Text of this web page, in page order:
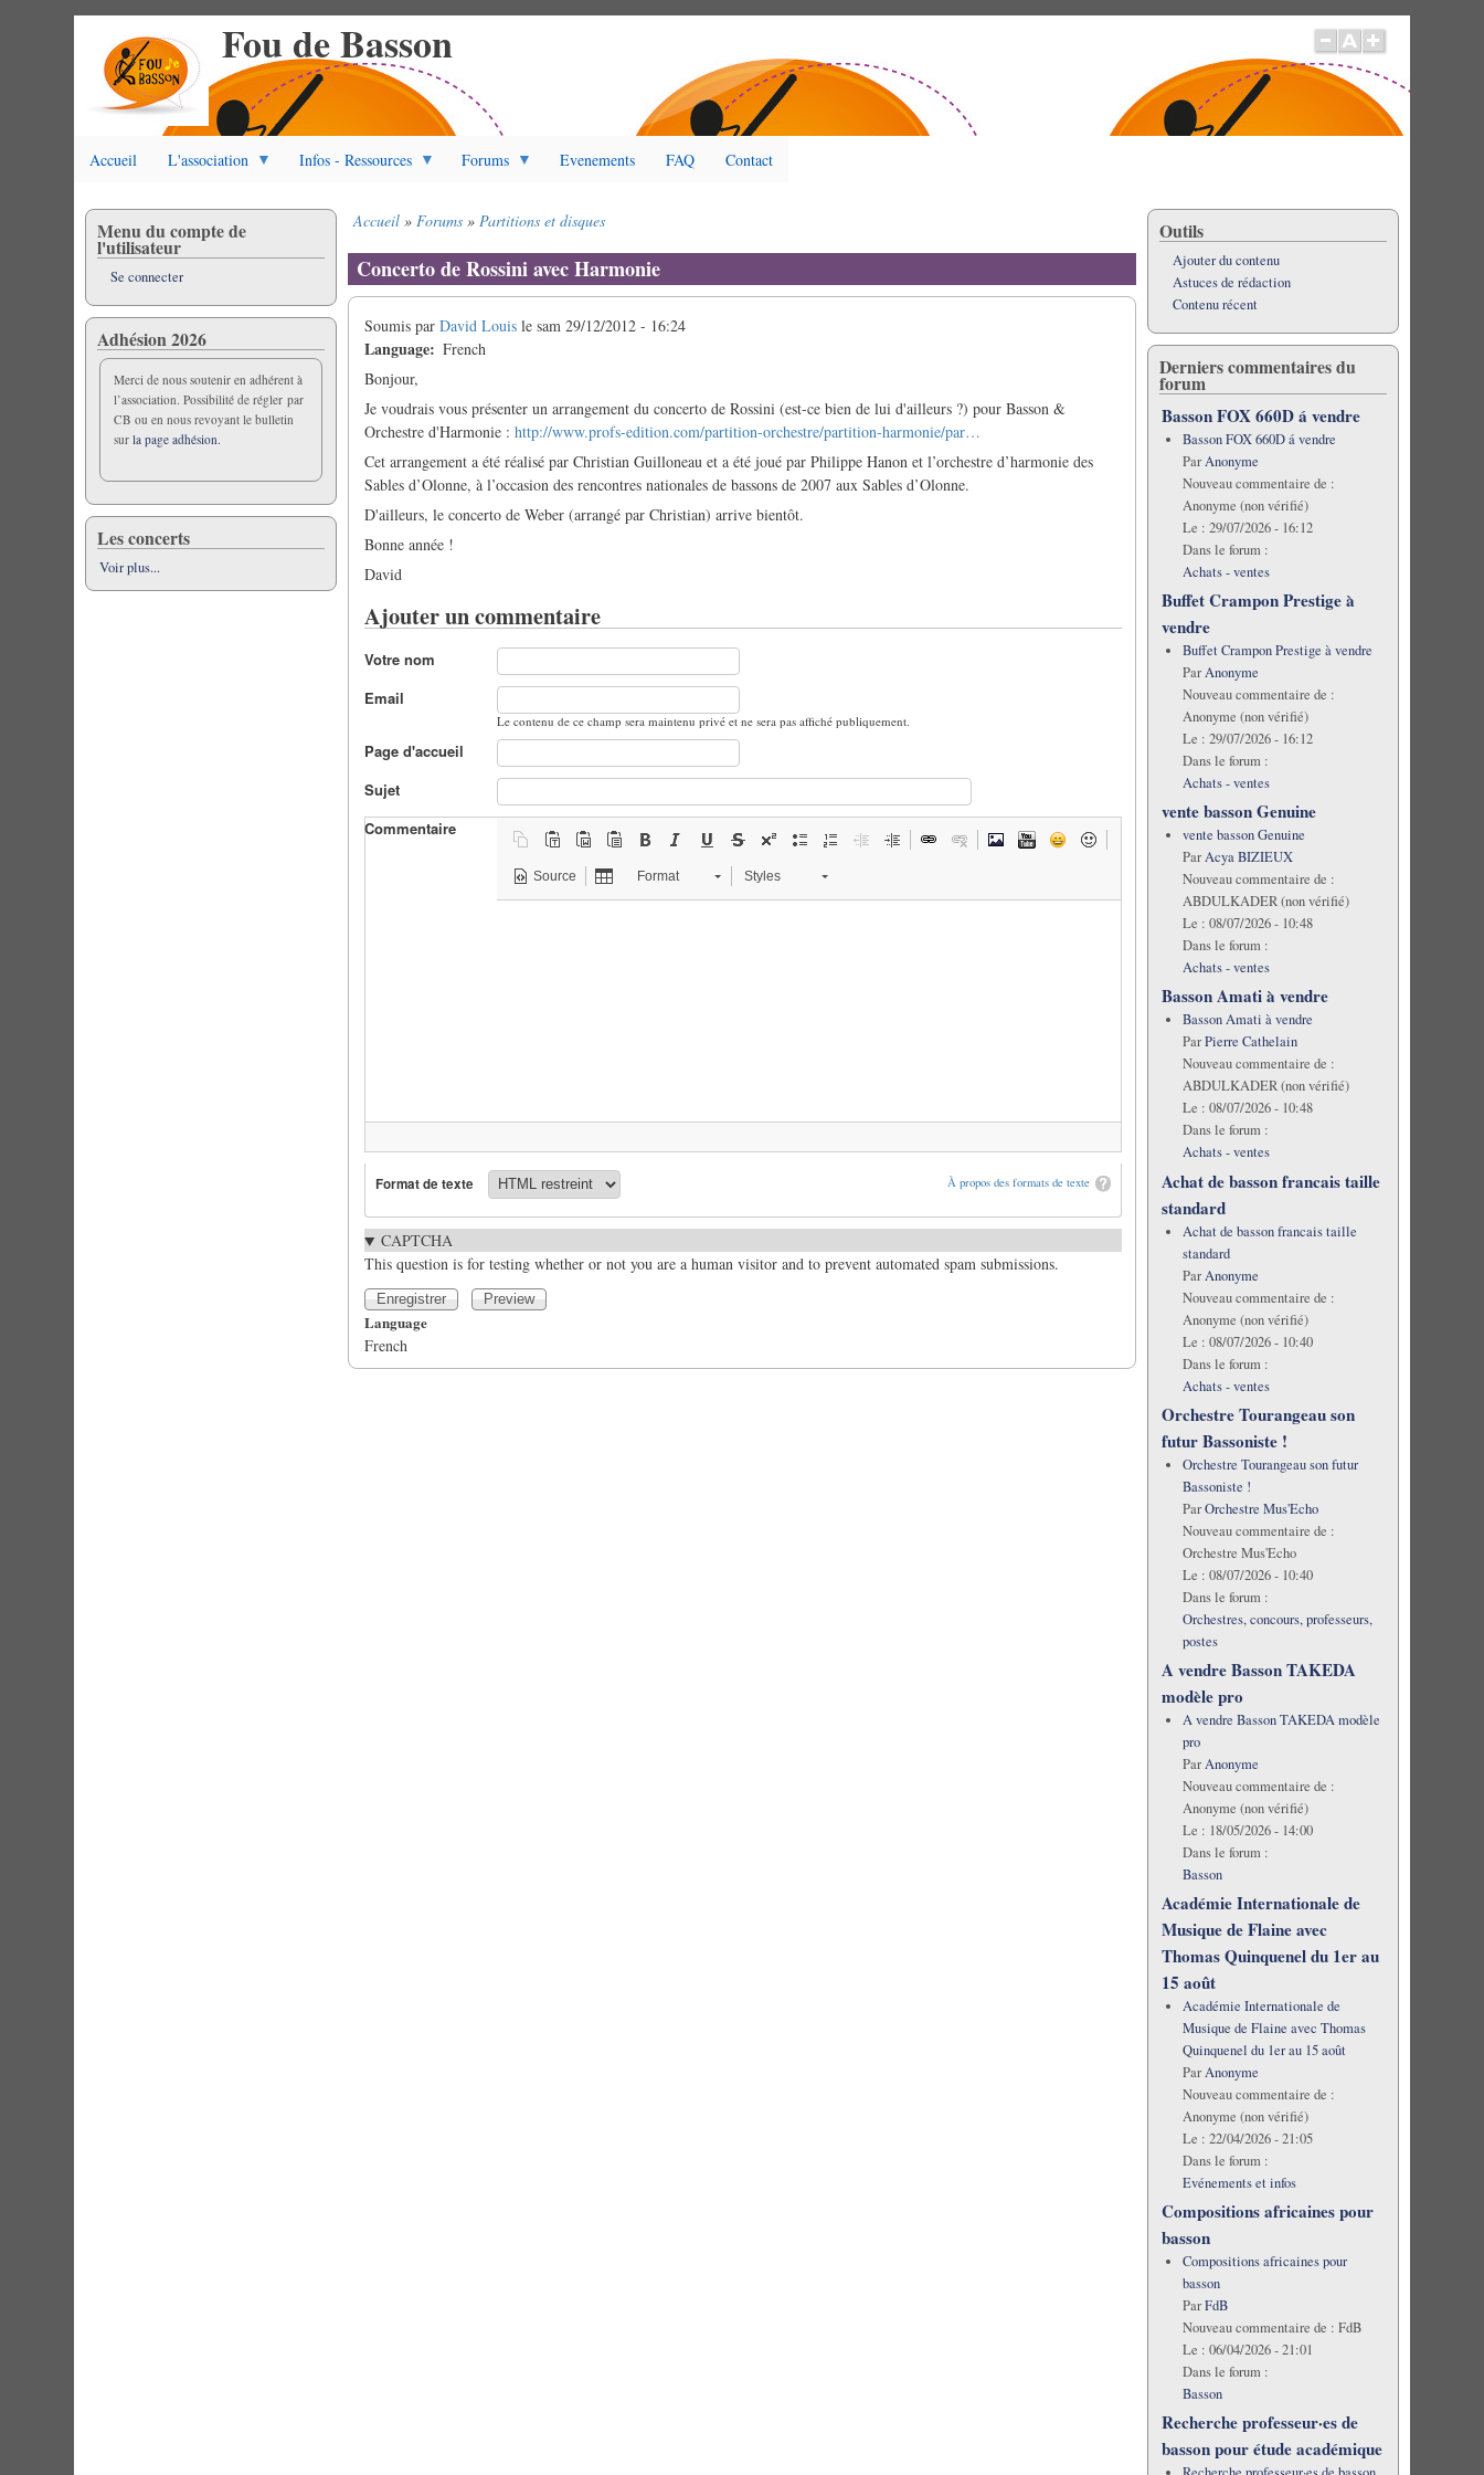
Fou de Basson
Accueil L'association Infos - Ressources Forums Evenements FAQ Contact
d'Ariane
Accueil Forums Partitions et disques
Concerto de Rossini avec Harmonie
Soumis parDavid Louis lesam 29/12/2012 - 16:24
Language
French
Bonjour,
Je voudrais vous présenter un arrangement du concerto de Rossini (est-ce bien de lui d'ailleurs ?) pour Basson &
Orchestre d'Harmonie :http://www.profs-edition.com/partition-orchestre/partition-harmonie/par…
Cet arrangement a été réalisé par Christian Guilloneau et a été joué par Philippe Hanon et l’orchestre d’harmonie des
Sables d’Olonne, à l’occasion des rencontres nationales de bassons de 2007 aux Sables d’Olonne.
D'ailleurs, le concerto de Weber (arrangé par Christian) arrive bientôt.
Bonne année !
David
Ajouter un commentaire
Votre nom
Email
Le contenu de ce champ sera maintenu privé et ne sera pas affiché publiquement.
Page d'accueil
Sujet
Commentaire
Source Format Styles
À propos des formats de texte
Format de texte
CAPTCHA
This question is for testing whether or not you are a human visitor and to prevent automated spam submissions.
Language
French
Menu du compte de
l'utilisateur
Se connecter
Adhésion 2026
Merci de nous soutenir en adhérent à
l’association. Possibilité de régler par
CB ou en nous revoyant le bulletin
surla page adhésion.
Les concerts
Voir plus...
Outils
Ajouter du contenu
Astuces de rédaction
Contenu récent
Derniers commentaires du
forum
Basson FOX 660D á vendre
Basson FOX 660D á vendre
ParAnonyme
Nouveau commentaire de :
Anonyme (non vérifié)
Le : 29/07/2026 - 16:12
Dans le forum :
Achats - ventes
Buffet Crampon Prestige à
vendre
Buffet Crampon Prestige à vendre
ParAnonyme
Nouveau commentaire de :
Anonyme (non vérifié)
Le : 29/07/2026 - 16:12
Dans le forum :
Achats - ventes
vente basson Genuine
vente basson Genuine
ParAcya BIZIEUX
Nouveau commentaire de :
ABDULKADER (non vérifié)
Le : 08/07/2026 - 10:48
Dans le forum :
Achats - ventes
Basson Amati à vendre
Basson Amati à vendre
ParPierre Cathelain
Nouveau commentaire de :
ABDULKADER (non vérifié)
Le : 08/07/2026 - 10:48
Dans le forum :
Achats - ventes
Achat de basson francais taille
standard
Achat de basson francais taille
standard
ParAnonyme
Nouveau commentaire de :
Anonyme (non vérifié)
Le : 08/07/2026 - 10:40
Dans le forum :
Achats - ventes
Orchestre Tourangeau son
futur Bassoniste !
Orchestre Tourangeau son futur
Bassoniste !
ParOrchestre Mus'Echo
Nouveau commentaire de :
Orchestre Mus'Echo
Le : 08/07/2026 - 10:40
Dans le forum :
Orchestres, concours, professeurs,
postes
A vendre Basson TAKEDA
modèle pro
A vendre Basson TAKEDA modèle
pro
ParAnonyme
Nouveau commentaire de :
Anonyme (non vérifié)
Le : 18/05/2026 - 14:00
Dans le forum :
Basson
Académie Internationale de
Musique de Flaine avec
Thomas Quinquenel du 1er au
15 août
Académie Internationale de
Musique de Flaine avec Thomas
Quinquenel du 1er au 15 août
ParAnonyme
Nouveau commentaire de :
Anonyme (non vérifié)
Le : 22/04/2026 - 21:05
Dans le forum :
Evénements et infos
Compositions africaines pour
basson
Compositions africaines pour
basson
ParFdB
Nouveau commentaire de : FdB
Le : 06/04/2026 - 21:01
Dans le forum :
Basson
Recherche professeur·es de
basson pour étude académique